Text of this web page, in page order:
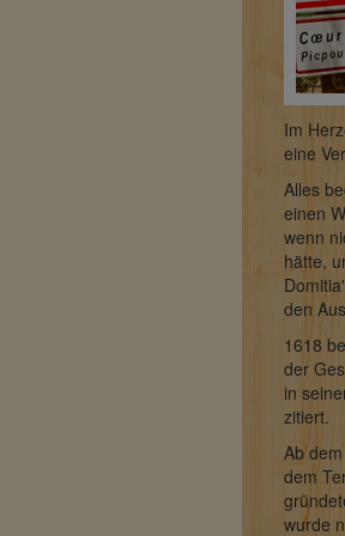
Im
eine
Alles
einen
wenn
hätte,
den
1618
der
in
zitiert.
Ab
dem
wurde